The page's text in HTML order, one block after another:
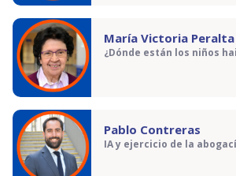
María Victoria Peralta
¿Dónde están los niños
Pablo Contreras
IA y ejercicio de la